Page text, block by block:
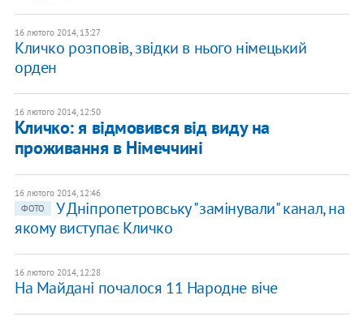
16 лютого 2014, 13:27
Кличко розповів, звідки в нього німецький
орден
16 лютого 2014, 12:50
Кличко: я відмовився від виду на
проживання в Німеччині
16 лютого 2014, 12:46
ФОТО
У Дніпропетровську "замінували" канал, на
якому виступає Кличко
16 лютого 2014, 12:28
На Майдані почалося 11 Народне віче